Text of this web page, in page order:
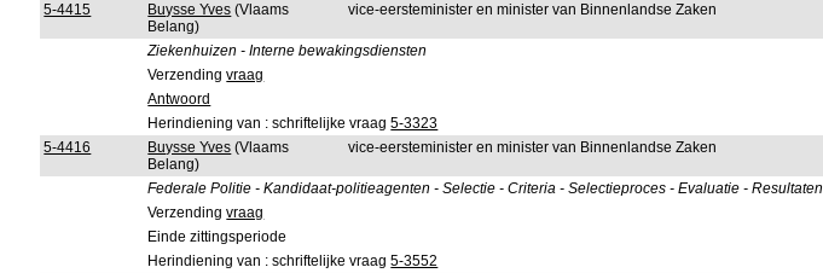
5-4415
Buysse Yves (Vlaams
Belang)
vice-eersteminister en minister van Binnenlandse Zaken
Ziekenhuizen - Interne bewakingsdiensten
Verzendingvraag
Antwoord
Herindiening van : schriftelijke vraag5-3323
5-4416
Buysse Yves (Vlaams
Belang)
vice-eersteminister en minister van Binnenlandse Zaken
Federale Politie - Kandidaat-politieagenten - Selectie - Criteria - Selectieproces - Evaluatie - Resultaten
Verzendingvraag
Einde zittingsperiode
Herindiening van : schriftelijke vraag5-3552